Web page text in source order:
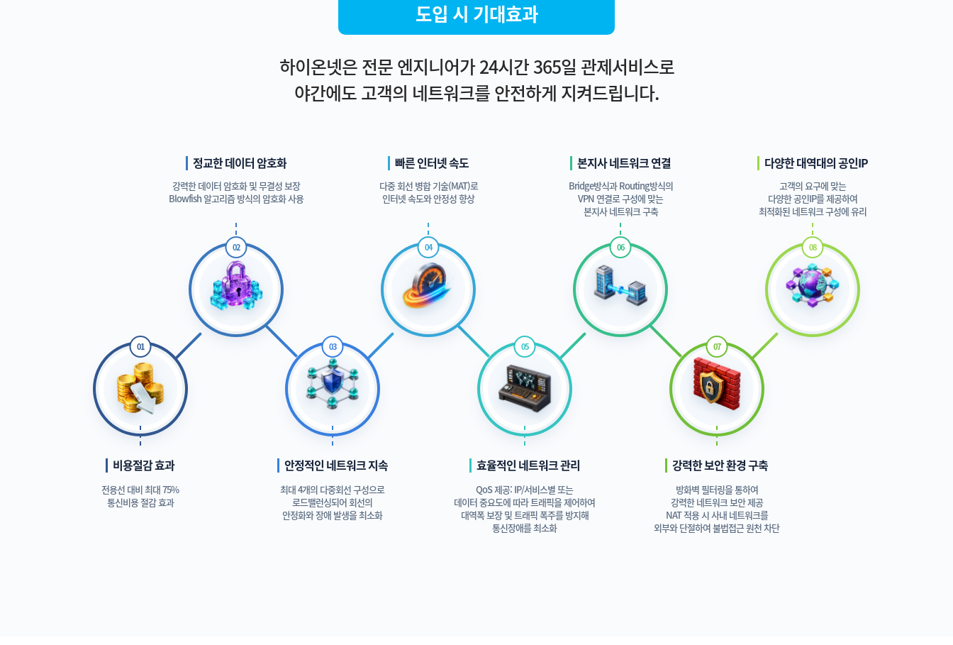
도입 시 기대효과
하이온넷은 전문 엔지니어가 24시간 365일 관제서비스로
야간에도 고객의 네트워크를 안전하게 지켜드립니다.
비용절감 효과
전용선 대비 최대 75%
통신비용 절감 효과
정교한 데이터 암호화
강력한 데이터 암호화 및 무결성 보장
Blowfish 알고리즘 방식의 암호화 사용
안정적인 네트워크 지속
최대 4개의 다중회선 구성으로
로드밸런싱되어 회선의
안정화와 장애 발생을 최소화
빠른 인터넷 속도
다중 회선 병합 기술(MAT)로
인터넷 속도와 안정성 향상
효율적인 네트워크 관리
QoS 제공: IP/서비스별 또는
데이터 중요도에 따라 트래픽을 제어하여
대역폭 보장 및 트래픽 폭주를 방지해
통신장애를 최소화
본지사 네트워크 연결
Bridge방식과 Routing방식의
VPN 연결로 구성에 맞는
본지사 네트워크 구축
강력한 보안 환경 구축
방화벽 필터링을 통하여
강력한 네트워크 보안 제공
NAT 적용 시 사내 네트워크를
외부와 단절하여 불법접근 원천 차단
다양한 대역대의 공인IP
고객의 요구에 맞는
다양한 공인IP를 제공하여
최적화된 네트워크 구성에 유리